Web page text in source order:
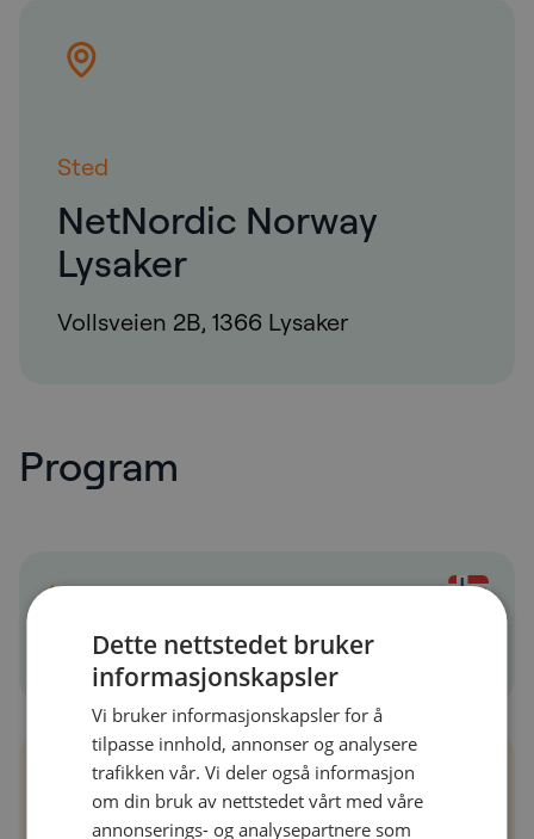
Sted
NetNordic Norway
Lysaker
Vollsveien 2B, 1366 Lysaker
Program
Registrering og kaffe
10:00- 10:15
Dette nettstedet bruker
informasjonskapsler
Vi bruker informasjonskapsler for å
tilpasse innhold, annonser og analysere
trafikken vår. Vi deler også informasjon
om din bruk av nettstedet vårt med våre
annonserings- og analysepartnere som